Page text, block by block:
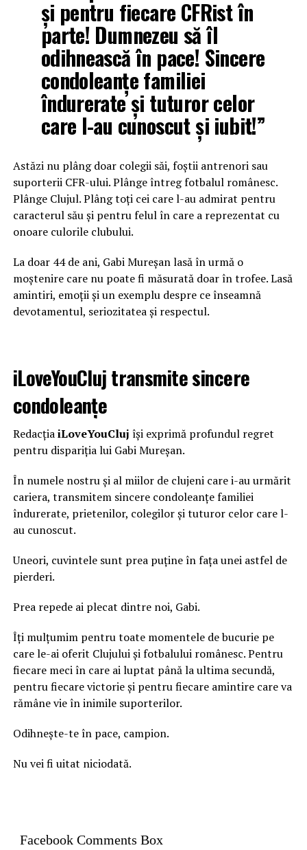
și pentru fiecare CFRist în
parte! Dumnezeu să îl
odihnească în pace! Sincere
condoleanțe familiei
îndurerate și tuturor celor
care l-au cunoscut și iubit!”
Astăzi nu plâng doar colegii săi, foștii antrenori sau
suporterii CFR-ului. Plânge întreg fotbalul românesc.
Plânge Clujul. Plâng toți cei care l-au admirat pentru
caracterul său și pentru felul în care a reprezentat cu
onoare culorile clubului.
La doar 44 de ani, Gabi Mureșan lasă în urmă o
moștenire care nu poate fi măsurată doar în trofee. Lasă
amintiri, emoții și un exemplu despre ce înseamnă
devotamentul, seriozitatea și respectul.
iLoveYouCluj transmite sincere
condoleanțe
RedacțiaiLoveYouCluj își exprimă profundul regret
pentru dispariția lui Gabi Mureșan.
În numele nostru și al miilor de clujeni care i-au urmărit
cariera, transmitem sincere condoleanțe familiei
îndurerate, prietenilor, colegilor și tuturor celor care l-
au cunoscut.
Uneori, cuvintele sunt prea puține în fața unei astfel de
pierderi.
Prea repede ai plecat dintre noi, Gabi.
Îți mulțumim pentru toate momentele de bucurie pe
care le-ai oferit Clujului și fotbalului românesc. Pentru
fiecare meci în care ai luptat până la ultima secundă,
pentru fiecare victorie și pentru fiecare amintire care va
rămâne vie în inimile suporterilor.
Odihnește-te în pace, campion.
Nu vei fi uitat niciodată.
Facebook Comments Box